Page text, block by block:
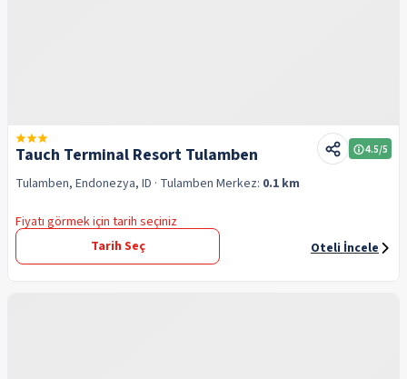
Tauch Terminal Resort Tulamben 4.5/5
Tulamben, Endonezya, ID · Tulamben Merkez: 0.1 km
Fiyatı görmek için tarih seçiniz
Tarih Seç
Oteli İncele